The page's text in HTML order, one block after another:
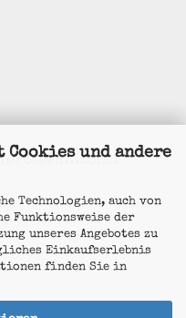
Cookies und andere
Technologien, auch von
Funktionsweise der
unseres Angebotes zu
Einkaufserlebnis
finden Sie in